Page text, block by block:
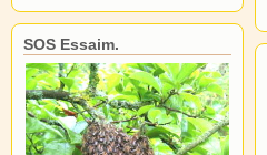
SOS Essaim.